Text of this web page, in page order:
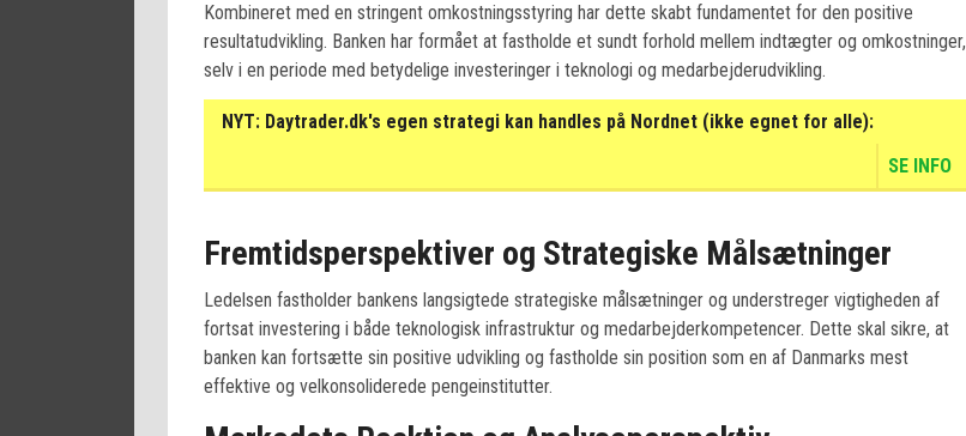
Kombineret med en stringent omkostningsstyring har dette skabt fundamentet for den positive
resultatudvikling. Banken har formået at fastholde et sundt forhold mellem indtægter og omkostninger,
selv i en periode med betydelige investeringer i teknologi og medarbejderudvikling.
NYT: Daytrader.dk's egen strategi kan handles på Nordnet (ikke egnet for alle):
SE INFO
Fremtidsperspektiver og Strategiske Målsætninger
Ledelsen fastholder bankens langsigtede strategiske målsætninger og understreger vigtigheden af
fortsat investering i både teknologisk infrastruktur og medarbejderkompetencer. Dette skal sikre, at
banken kan fortsætte sin positive udvikling og fastholde sin position som en af Danmarks mest
effektive og velkonsoliderede pengeinstitutter.